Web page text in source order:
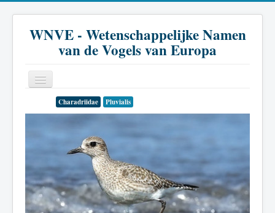
WNVE - Wetenschappelijke Namen
van de Vogels van Europa
Inleiding
Genus
Familie
Charadriidae Pluvialis